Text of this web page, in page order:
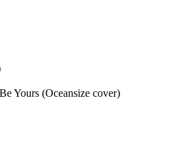
Yours (Oceansize cover)